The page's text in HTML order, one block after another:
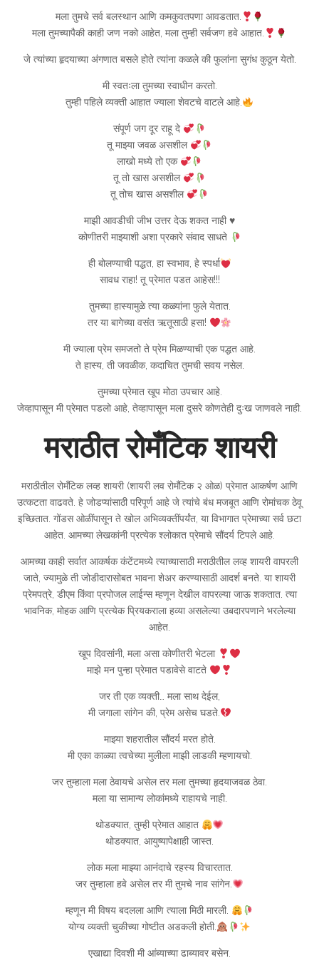
मला तुमचे सर्व बलस्थान आणि कमकुवतपणा आवडतात.
मला तुमच्यापैकी काही जण नको आहेत, मला तुम्ही सर्वजण हवे आहात.
जे त्यांच्या हृदयाच्या अंगणात बसले होते त्यांना कळले की फुलांना सुगंध कुठून येतो.
मी स्वतःला तुमच्या स्वाधीन करतो.
तुम्ही पहिले व्यक्ती आहात ज्याला शेवटचे वाटले आहे.
संपूर्ण जग दूर राहू दे
तू माझ्या जवळ असशील
लाखो मध्ये तो एक
तू तो खास असशील
तू तोच खास असशील
माझी आवडीची जीभ उत्तर देऊ शकत नाही ♥️
कोणीतरी माझ्याशी अशा प्रकारे संवाद साधते
ही बोलण्याची पद्धत, हा स्वभाव, हे स्पर्धा
सावध राहा! तू प्रेमात पडत आहेस!!!
तुमच्या हास्यामुळे त्या कळ्यांना फुले येतात.
तर या बागेच्या वसंत ऋतूसाठी हसा!
मी ज्याला प्रेम समजतो ते प्रेम मिळण्याची एक पद्धत आहे.
ते हास्य, ती जवळीक, कदाचित तुमची सवय नसेल.
तुमच्या प्रेमात खूप मोठा उपचार आहे.
जेव्हापासून मी प्रेमात पडलो आहे, तेव्हापासून मला दुसरे कोणतेही दुःख जाणवले नाही.
मराठीत रोमँटिक शायरी
मराठीतील रोमँटिक लव्ह शायरी (शायरी लव रोमँटिक २ ओळ) प्रेमात आकर्षण आणि
उत्कटता वाढवते. हे जोडप्यांसाठी परिपूर्ण आहे जे त्यांचे बंध मजबूत आणि रोमांचक ठेवू
इच्छितात. गोंडस ओळींपासून ते खोल अभिव्यक्तींपर्यंत, या विभागात प्रेमाच्या सर्व छटा
आहेत. आमच्या लेखकांनी प्रत्येक श्लोकात प्रेमाचे सौंदर्य टिपले आहे.
आमच्या काही सर्वात आकर्षक कंटेंटमध्ये त्याच्यासाठी मराठीतील लव्ह शायरी वापरली
जाते, ज्यामुळे ती जोडीदारासोबत भावना शेअर करण्यासाठी आदर्श बनते. या शायरी
प्रेमपत्रे, डीएम किंवा प्रपोजल लाईन्स म्हणून देखील वापरल्या जाऊ शकतात. त्या
भावनिक, मोहक आणि प्रत्येक प्रियकराला हव्या असलेल्या उबदारपणाने भरलेल्या
आहेत.
खूप दिवसांनी, मला असा कोणीतरी भेटला
माझे मन पुन्हा प्रेमात पडावेसे वाटते
जर ती एक व्यक्ती… मला साथ देईल,
मी जगाला सांगेन की, प्रेम असेच घडते.
माझ्या शहरातील सौंदर्य मरत होते.
मी एका काळ्या त्वचेच्या मुलीला माझी लाडकी म्हणायचो.
जर तुम्हाला मला ठेवायचे असेल तर मला तुमच्या हृदयाजवळ ठेवा.
मला या सामान्य लोकांमध्ये राहायचे नाही.
थोडक्यात, तुम्ही प्रेमात आहात
थोडक्यात, आयुष्यापेक्षाही जास्त.
लोक मला माझ्या आनंदाचे रहस्य विचारतात.
जर तुम्हाला हवे असेल तर मी तुमचे नाव सांगेन.
म्हणून मी विषय बदलला आणि त्याला मिठी मारली.
योग्य व्यक्ती चुकीच्या गोष्टीत अडकली होती.
एखाद्या दिवशी मी आंब्याच्या ढाब्यावर बसेन.